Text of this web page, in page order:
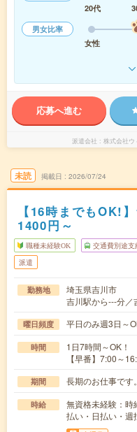
20代
男女比率
女性
応募へ進む
派遣会社 株式会社
未読 掲載日 2026/07/24
【16時までもOK!
1400円～
職種未経験OK 交通費別途支
派遣
勤務地
埼玉県吉川市
吉川駅から---分／
曜日頻度 平日のみ週3日～
時間
1日7時間～OK！
【早番】7:00～
期間 長期のお仕事で
時給
無資格未経験：
払い・日払い・週